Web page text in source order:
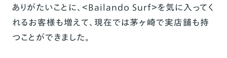
ありがたいことに、＜Bailando Surf＞を気に入ってく
れるお客様も増えて、現在では茅ヶ崎で実店舗も持
つことができました。